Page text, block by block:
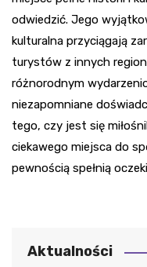
odwiedzić. Jego
kulturalna przyciągają
turystów z innych
różnorodnym
niezapomniane
tego, czy jest się
ciekawego miejsca do
pewnością spełnią
Aktualności